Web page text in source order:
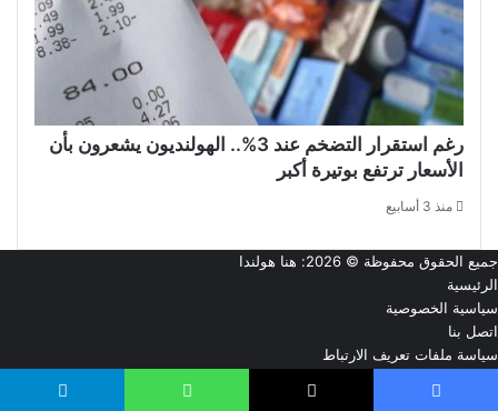
رغم استقرار التضخم عند 3%.. الهولنديون يشعرون بأن
الأسعار ترتفع بوتيرة أكبر
منذ 3 أسابيع
جميع الحقوق محفوظة © 2026:
هنا هولندا
الرئيسية
سياسية الخصوصية
اتصل بنا
سياسة ملفات تعريف الارتباط
‫YouTube
تيلقرام